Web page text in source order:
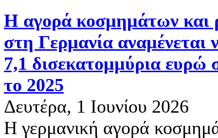
Η αγορά κοσμημάτων και
στη Γερμανία αναμένεται
7,1 δισεκατομμύρια ευρώ
το 2025
Δευτέρα, 1 Ιουνίου 2026
Η γερμανική αγορά